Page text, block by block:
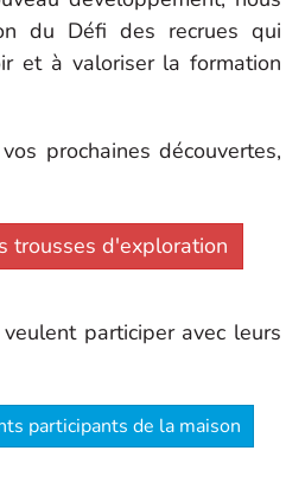
du Défi des recrues qui
et à valoriser la formation
prochaines découvertes,
trousses d'exploration
participer avec leurs
participants de la maison